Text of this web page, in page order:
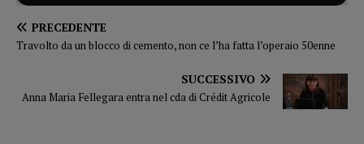
PRECEDENTE
Travolto da un blocco di cemento, non ce l’ha fatta l’operaio 50enne
SUCCESSIVO
Anna Maria Fellegara entra nel cda di Crédit Agricole